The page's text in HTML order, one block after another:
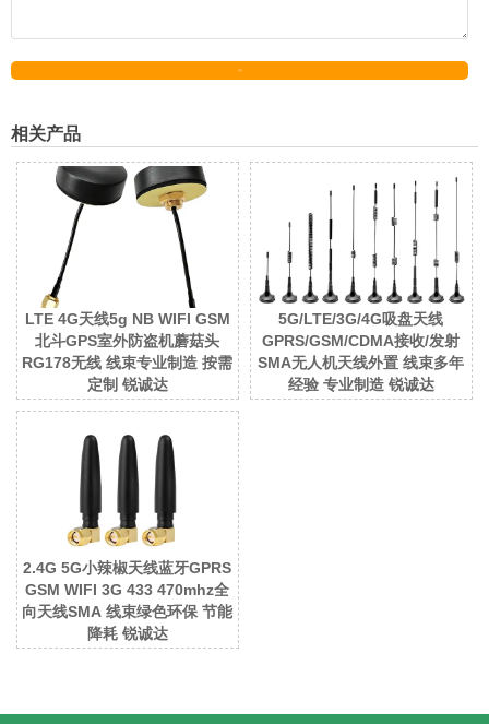
相关产品
LTE 4G天线5g NB WIFI GSM
北斗GPS室外防盗机蘑菇头
RG178无线 线束专业制造 按需
定制 锐诚达
5G/LTE/3G/4G吸盘天线
GPRS/GSM/CDMA接收/发射
SMA无人机天线外置 线束多年
经验 专业制造 锐诚达
2.4G 5G小辣椒天线蓝牙GPRS
GSM WIFI 3G 433 470mhz全
向天线SMA 线束绿色环保 节能
降耗 锐诚达